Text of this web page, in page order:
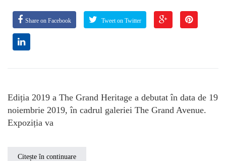
Share on Facebook Tweet on Twitter
Ediția 2019 a The Grand Heritage a debutat în data de 19
noiembrie 2019, în cadrul galeriei The Grand Avenue.
Expoziția va
Citește în continuare